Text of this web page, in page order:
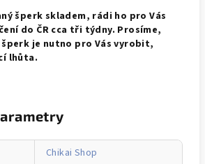
šperk skladem, rádi ho pro Vás
do ČR cca tři týdny. Prosíme,
je nutno pro Vás vyrobit,
lhůta.
Chikai Shop